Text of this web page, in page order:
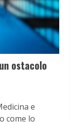
ostacolo
e
come lo